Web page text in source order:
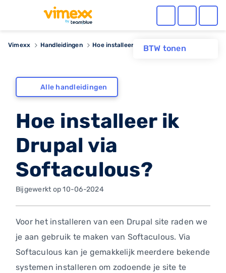
BTW tonen
Vimexx Handleidingen Hoe installeer ik Drupal via Softaculous?
Alle handleidingen
Hoe installeer ik
Drupal via
Softaculous?
Bijgewerkt op 10-06-2024
Voor het installeren van een Drupal site raden we
je aan gebruik te maken van Softaculous. Via
Softaculous kan je gemakkelijk meerdere bekende
systemen installeren om zodoende je site te